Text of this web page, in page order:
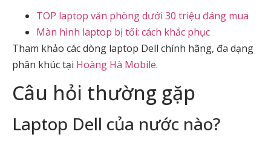
TOP laptop văn phòng dưới 30 triệu đáng mua
Màn hình laptop bị tối: cách khắc phục
Tham khảo các dòng laptop Dell chính hãng, đa dạng
phân khúc tại Hoàng Hà Mobile.
Câu hỏi thường gặp
Laptop Dell của nước nào?